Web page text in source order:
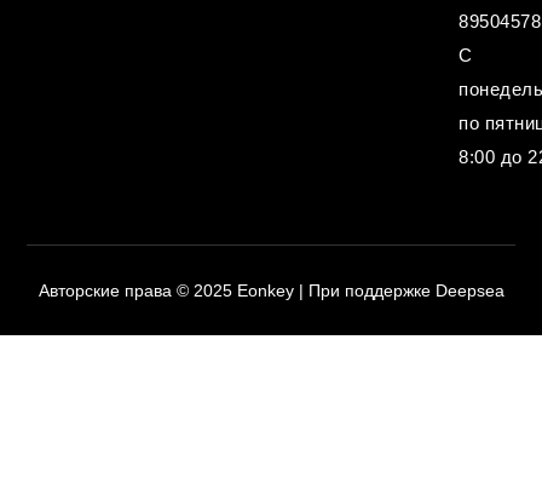
89504578
С
по
8:00 до
Авторские права © 2025 Eonkey | При поддержке Deepsea